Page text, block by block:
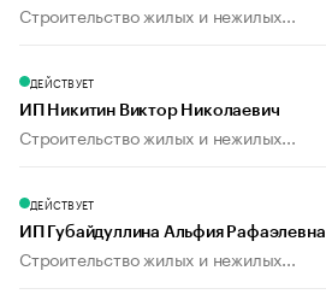
Строительство жилых и нежилых...
ДЕЙСТВУЕТ
ИП Никитин Виктор Николаевич
Строительство жилых и нежилых...
ДЕЙСТВУЕТ
ИП Губайдуллина Альфия Рафаэлевна
Строительство жилых и нежилых...